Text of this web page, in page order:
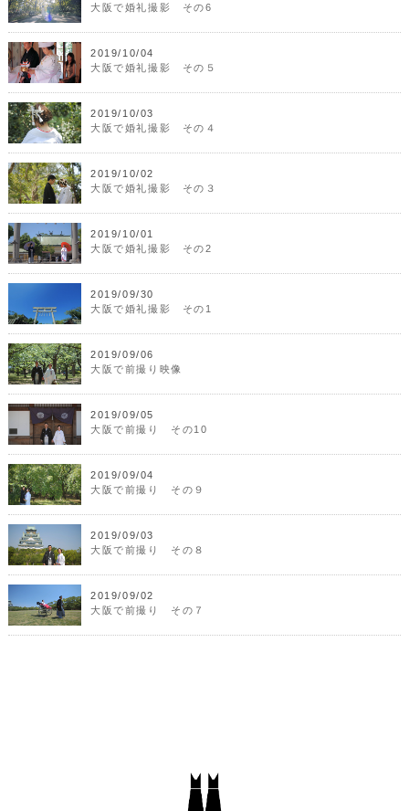
大阪で婚礼撮影 その6
2019/10/04
大阪で婚礼撮影 その５
2019/10/03
大阪で婚礼撮影 その４
2019/10/02
大阪で婚礼撮影 その３
2019/10/01
大阪で婚礼撮影 その2
2019/09/30
大阪で婚礼撮影 その1
2019/09/06
大阪で前撮り映像
2019/09/05
大阪で前撮り その10
2019/09/04
大阪で前撮り その９
2019/09/03
大阪で前撮り その８
2019/09/02
大阪で前撮り その７